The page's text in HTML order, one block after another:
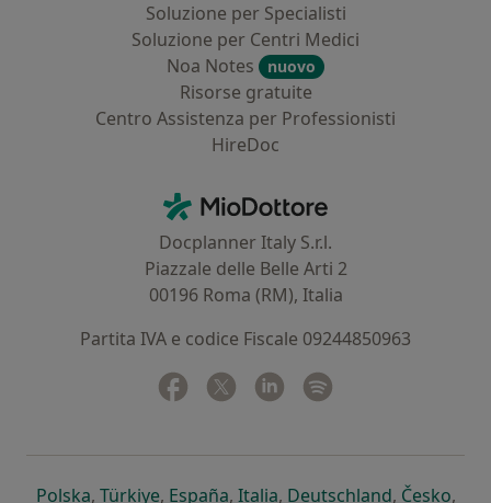
Soluzione per Specialisti
Soluzione per Centri Medici
Noa Notes
nuovo
Risorse gratuite
Centro Assistenza per Professionisti
HireDoc
MioDottore - Homepage
Docplanner Italy S.r.l.
Piazzale delle Belle Arti 2
00196 Roma (RM), Italia
Partita IVA e codice Fiscale 09244850963
Facebook
si apre in una nuova scheda
Twitter
si apre in una nuova scheda
Linkedin
si apre in una nuova
Polskasi apre in una nuova scheda
, Türkiyesi apre in una nuova scheda
, Españasi apre in una nuova scheda
, Italiasi apre in una nuova
, Deutschlandsi apre in
, Českosi
,